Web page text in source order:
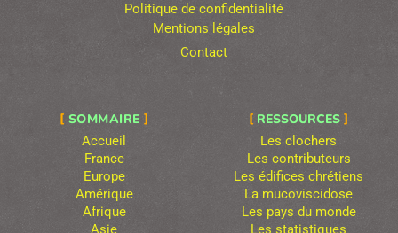
Politique de confidentialité
Mentions légales
Contact
SOMMAIRE
Accueil
France
Europe
Amérique
Afrique
Asie
RESSOURCES
Les clochers
Les contributeurs
Les édifices chrétiens
La mucoviscidose
Les pays du monde
Les statistiques